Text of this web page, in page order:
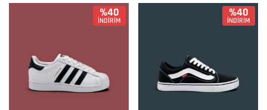
%40
İNDİRİM
%40
İNDİRİM